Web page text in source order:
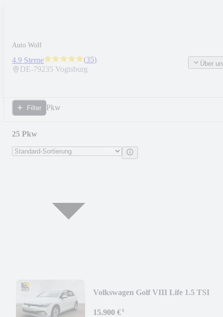
Auto Wolf
4.9 Sterne (35)
DE-79235 Vogtsburg
Über
Filter Pkw
25 Pkw
Volkswagen Golf VIII Life 1.5 TSI
15.900 €¹